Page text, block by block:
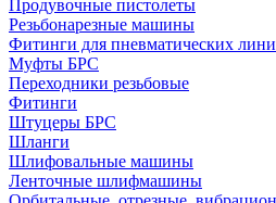
Продувочные пистолеты
Резьбонарезные машины
Фитинги для пневматических
Муфты БРС
Переходники резьбовые
Фитинги
Штуцеры БРС
Шланги
Шлифовальные машины
Ленточные шлифмашины